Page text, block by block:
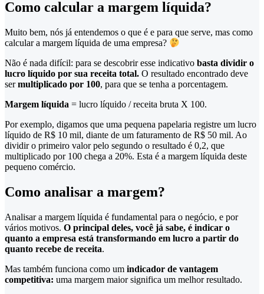
Como calcular a margem líquida?
Muito bem, nós já entendemos o que é e para que serve, mas como
calcular a margem líquida de uma empresa?
Não é nada difícil: para se descobrir esse indicativo basta dividir o
lucro líquido por sua receita total. O resultado encontrado deve
sermultiplicado por 100, para que se tenha a porcentagem.
Margem líquida = lucro líquido / receita bruta X 100.
Por exemplo, digamos que uma pequena papelaria registre um lucro
líquido de R$ 10 mil, diante de um faturamento de R$ 50 mil. Ao
dividir o primeiro valor pelo segundo o resultado é 0,2, que
multiplicado por 100 chega a 20%. Esta é a margem líquida deste
pequeno comércio.
Como analisar a margem?
Analisar a margem líquida é fundamental para o negócio, e por
vários motivos. O principal deles, você já sabe, é indicar o
quanto a empresa está transformando em lucro a partir do
quanto recebe de receita.
Mas também funciona como um indicador de vantagem
competitiva: uma margem maior significa um melhor resultado.